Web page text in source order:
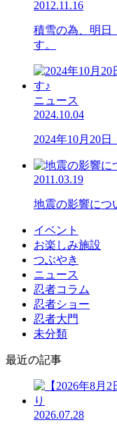
2012.11.16
積雪の為、明日
す。
ニュース
2024.10.04
2024年10月20
2011.03.19
地震の影響につ
イベント
お楽しみ施設
つぶやき
ニュース
忍者コラム
忍者ショー
忍者大門
未分類
最近の記事
2026.07.28